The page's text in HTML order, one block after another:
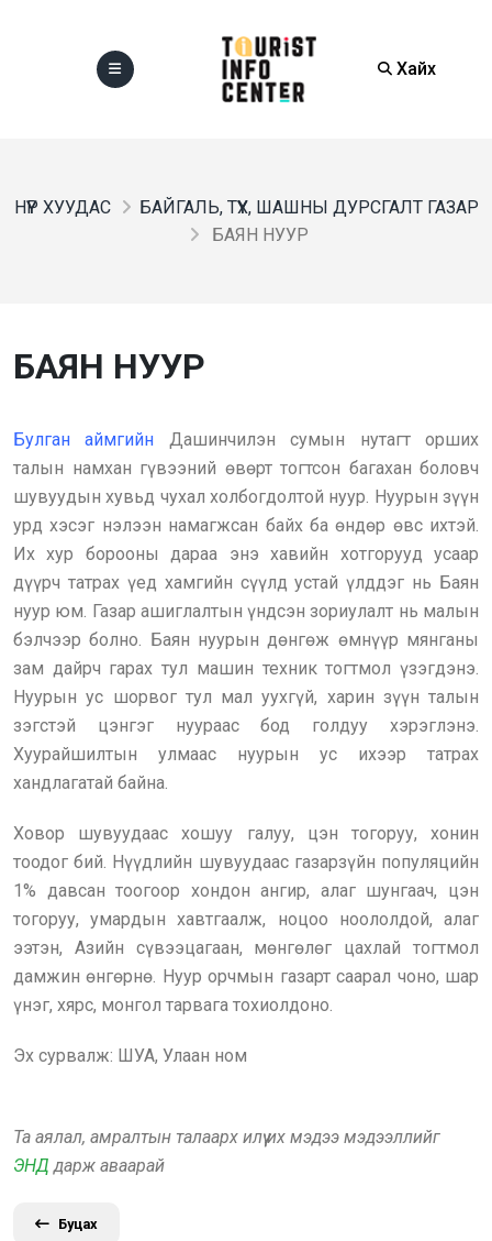
Хайх
НҮҮР ХУУДАС
БАЙГАЛЬ, ТҮҮХ, ШАШНЫ ДУРСГАЛТ ГАЗАР
БАЯН НУУР
БАЯН НУУР
Булган аймгийн Дашинчилэн сумын нутагт орших
талын намхан гүвээний өвөрт тогтсон багахан боловч
шувуудын хувьд чухал холбогдолтой нуур. Нуурын зүүн
урд хэсэг нэлээн намагжсан байх ба өндөр өвс ихтэй.
Их хур борооны дараа энэ хавийн хотгорууд усаар
дүүрч татрах үед хамгийн сүүлд устай үлддэг нь Баян
нуур юм. Газар ашиглалтын үндсэн зориулалт нь малын
бэлчээр болно. Баян нуурын дөнгөж өмнүүр мянганы
зам дайрч гарах тул машин техник тогтмол үзэгдэнэ.
Нуурын ус шорвог тул мал уухгүй, харин зүүн талын
зэгстэй цэнгэг нуураас бод голдуу хэрэглэнэ.
Хуурайшилтын улмаас нуурын ус ихээр татрах
хандлагатай байна.
Ховор шувуудаас хошуу галуу, цэн тогоруу, хонин
тоодог бий. Нүүдлийн шувуудаас газарзүйн популяцийн
1% давсан тоогоор хондон ангир, алаг шунгаач, цэн
тогоруу, умардын хавтгаалж, ноцоо ноололдой, алаг
ээтэн, Азийн сүвээцагаан, мөнгөлөг цахлай тогтмол
дамжин өнгөрнө. Нуур орчмын газарт саарал чоно, шар
үнэг, хярс, монгол тарвага тохиолдоно.
Эх сурвалж: ШУА, Улаан ном
Та аялал, амралтын талаарх илүү их мэдээ мэдээллийг
ЭНД дарж аваарай
Буцах